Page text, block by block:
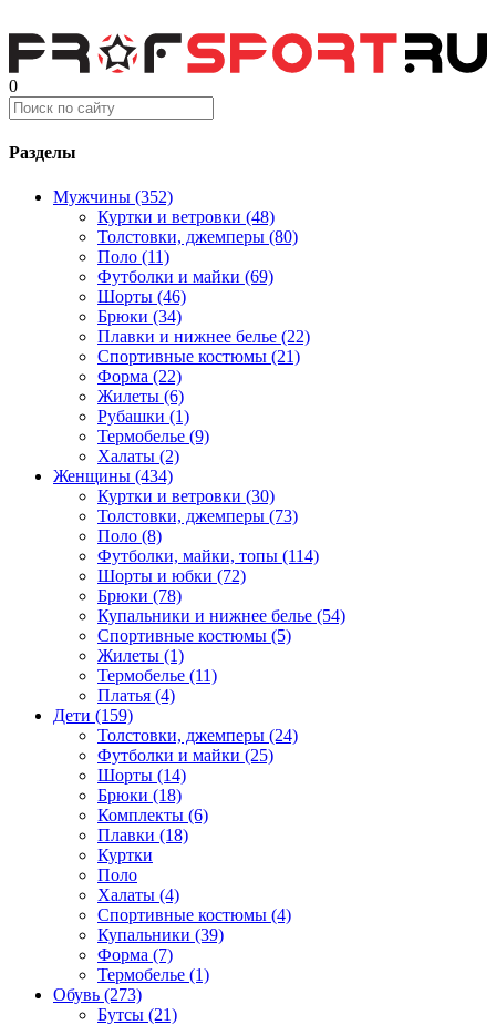
0
Разделы
Мужчины (352)
Куртки и ветровки (48)
Толстовки, джемперы (80)
Поло (11)
Футболки и майки (69)
Шорты (46)
Брюки (34)
Плавки и нижнее белье (22)
Спортивные костюмы (21)
Форма (22)
Жилеты (6)
Рубашки (1)
Термобелье (9)
Халаты (2)
Женщины (434)
Куртки и ветровки (30)
Толстовки, джемперы (73)
Поло (8)
Футболки, майки, топы (114)
Шорты и юбки (72)
Брюки (78)
Купальники и нижнее белье (54)
Спортивные костюмы (5)
Жилеты (1)
Термобелье (11)
Платья (4)
Дети (159)
Толстовки, джемперы (24)
Футболки и майки (25)
Шорты (14)
Брюки (18)
Комплекты (6)
Плавки (18)
Куртки
Поло
Халаты (4)
Спортивные костюмы (4)
Купальники (39)
Форма (7)
Термобелье (1)
Обувь (273)
Бутсы (21)